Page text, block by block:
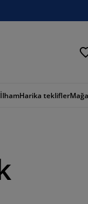
İlhamHarika teklifler